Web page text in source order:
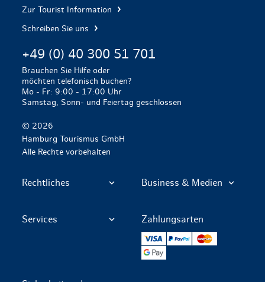
Zur Tourist Information
Schreiben Sie uns
+49 (0) 40 300 51 701
Brauchen Sie Hilfe oder
möchten telefonisch buchen?
Mo - Fr: 9:00 - 17:00 Uhr
Samstag, Sonn- und Feiertag geschlossen
© 2026
Hamburg Tourismus GmbH
Alle Rechte vorbehalten
Rechtliches Business & Medien
Services Zahlungsarten
VISA PayPal